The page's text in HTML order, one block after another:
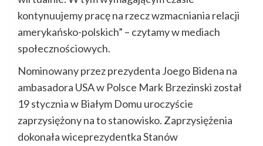
kontynuujemy pracę na rzecz wzmacniania relacji
amerykańsko-polskich” – czytamy w mediach
społecznościowych.
Nominowany przez prezydenta Joego Bidena na
ambasadora USA w Polsce Mark Brzezinski został
19 stycznia w Białym Domu uroczyście
zaprzysiężony na to stanowisko. Zaprzysiężenia
dokonała wiceprezydentka Stanów